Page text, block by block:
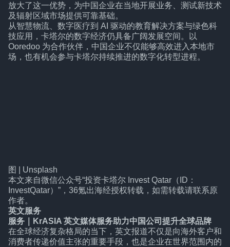
放大了这一优势，为中国企业在当地开展业务、测试新技术
及辐射区域市场提供可靠基础。
从智慧物流、数字医疗到 AI 驱动的教育解决方案与绿色科
技应用，卡塔尔的数字经济仍具备广阔发展空间。以
Ooredoo 为合作伙伴，中国企业不仅能够高效进入本地市
场，也有机会参与卡塔尔持续推进的数字化转型进程。
图 | Unsplash
本文来自微信公众号“投资卡塔尔 Invest Qatar（ID：
InvestQatar） ”，36氪出海经授权转载，如需转载请联系原
作者。
英文服务
服务
KrASIA 英文媒体服务助力中国公司提升全球品牌
在全球经济复杂格局的当下，英文报道不仅是向海外客户和
消费者传递价值主张的重要手段，也是企业在世界范围内的